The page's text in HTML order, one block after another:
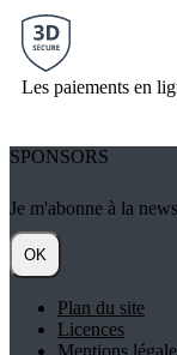
Les paiements en
SPONSORS
Je m'abonne à la
OK
Plan du site
Licences